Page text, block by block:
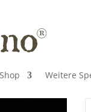
Shop Weitere